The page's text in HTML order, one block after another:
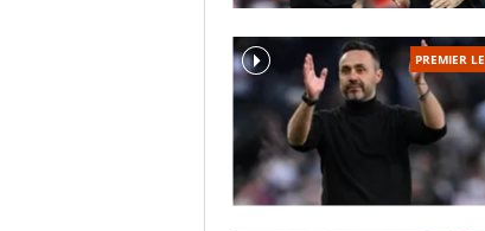
PREMIER